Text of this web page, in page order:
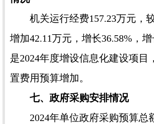
机关运行经费157.23万元，
增加42.11万元，增长36.58%，
是2024年度增设信息化建设项目
置费用预算增加。
七、政府采购安排情况
2024年单位政府采购预算总